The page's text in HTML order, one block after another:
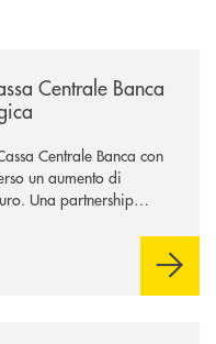
Centrale Banca
Centrale Banca con
un aumento di
Una partnership
per ampliare l’offerta e